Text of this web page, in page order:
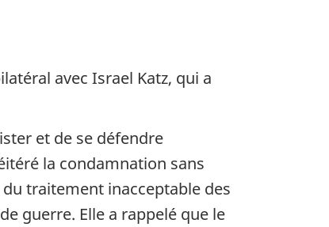
avec Israel Katz, qui a
et de se défendre
la condamnation sans
traitement inacceptable des
guerre. Elle a rappelé que le